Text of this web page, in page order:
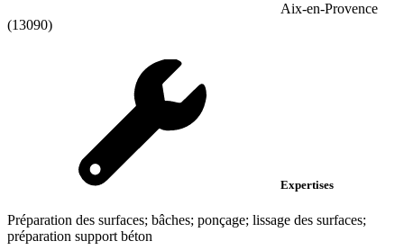
Aix-en-Provence
(13090)
Expertises
Préparation des surfaces; bâches; ponçage; lissage des surfaces;
préparation support béton